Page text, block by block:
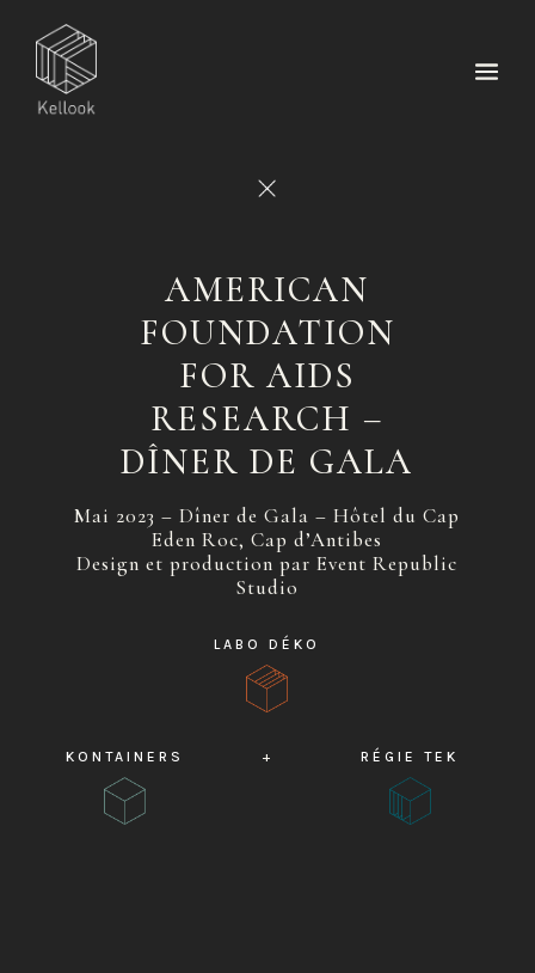
AMERICAN
FOUNDATION
FOR AIDS
RESEARCH –
DÎNER DE GALA
Mai 2023 – Dîner de Gala – Hôtel du Cap
Eden Roc, Cap d’Antibes
Design et production par Event Republic
Studio
LABO DÉKO
KONTAINERS + RÉGIE TEK